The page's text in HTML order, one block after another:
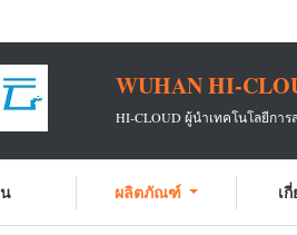
WUHAN HI-
HI-CLOUD ผู้นำเทคโนโลยีการ
ผลิตภัณฑ์ เ